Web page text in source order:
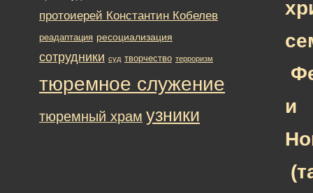
и
протоиерей Константин Кобелев
реадаптация ресоциализация
сотрудники суд творчество терроризм
тюремное служение
тюремный храм узники